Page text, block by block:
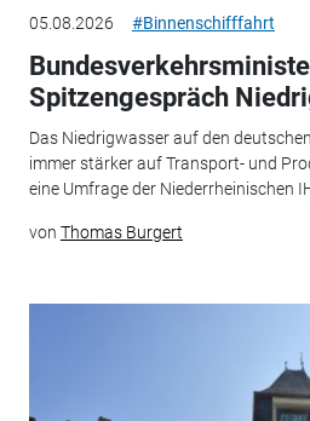
05.08.2026 #Binnenschifffahrt
Spitzengespräch
Das Niedrigwasser auf den
immer stärker auf Transport- und
eine Umfrage der Niederrheinischen
von Thomas Burgert